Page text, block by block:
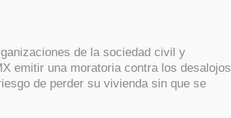
de la sociedad civil y
emitir una moratoria contra los desalojos
de perder su vivienda sin que se